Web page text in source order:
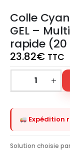
Colle
GEL –
rapide (20
23.82€ TTC
Expédition
Solution choisie